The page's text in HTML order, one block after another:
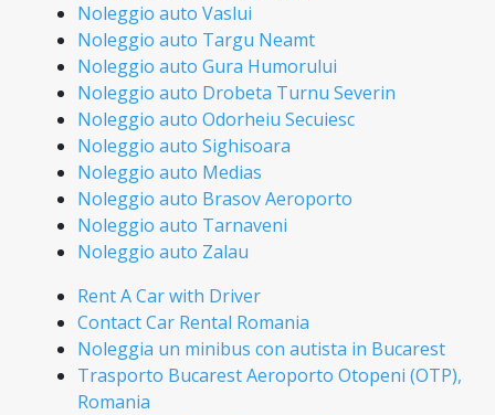
Noleggio auto Vaslui
Noleggio auto Targu Neamt
Noleggio auto Gura Humorului
Noleggio auto Drobeta Turnu Severin
Noleggio auto Odorheiu Secuiesc
Noleggio auto Sighisoara
Noleggio auto Medias
Noleggio auto Brasov Aeroporto
Noleggio auto Tarnaveni
Noleggio auto Zalau
Rent A Car with Driver
Contact Car Rental Romania
Noleggia un minibus con autista in Bucarest
Trasporto Bucarest Aeroporto Otopeni (OTP),
Romania